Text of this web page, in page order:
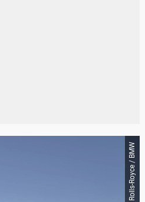
Rolls-Royce / BMW